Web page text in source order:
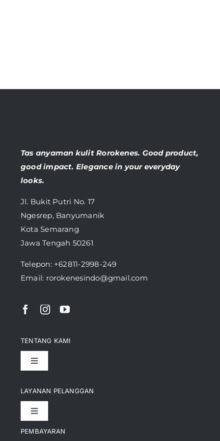
Tas anyaman kulit Rorokenes. Good product,
good impact. Elegance in your everyday
looks.
Jl. Bukit Putri No. 17
Ngesrep, Banyumanik
Kota Semarang
Jawa Tengah 50261
Telepon: +62811-2998-249
Email: rorokenesindo@gmail.com
LAYANAN PELANGGAN
Toggle
Kontak
TENTANG KAMI
Toggle
Pencapaian
Artikel
PEMBAYARAN